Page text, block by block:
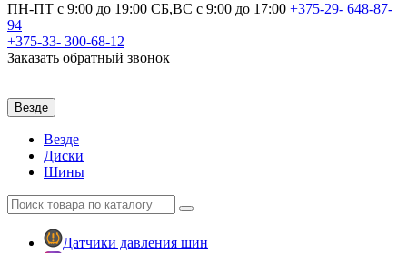
ПН-ПТ с 9:00 до 19:00 СБ,ВС с 9:00 до 17:00 +375-29- 648-87-
94
+375-33- 300-68-12
Заказать обратный звонок
Везде
Везде
Диски
Шины
Датчики давления шин